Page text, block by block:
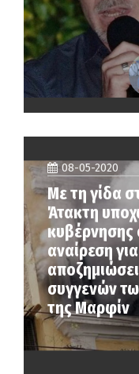
08-05-2020
Με τη γίδα
Άτακτη
κυβέρνησης
αναίρεση
συγγενών
της Μαρφίν